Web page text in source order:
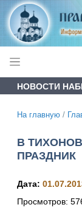
НОВОСТИ
На главную /
В
ПРАЗДНИК
Дата:
Просмотров: